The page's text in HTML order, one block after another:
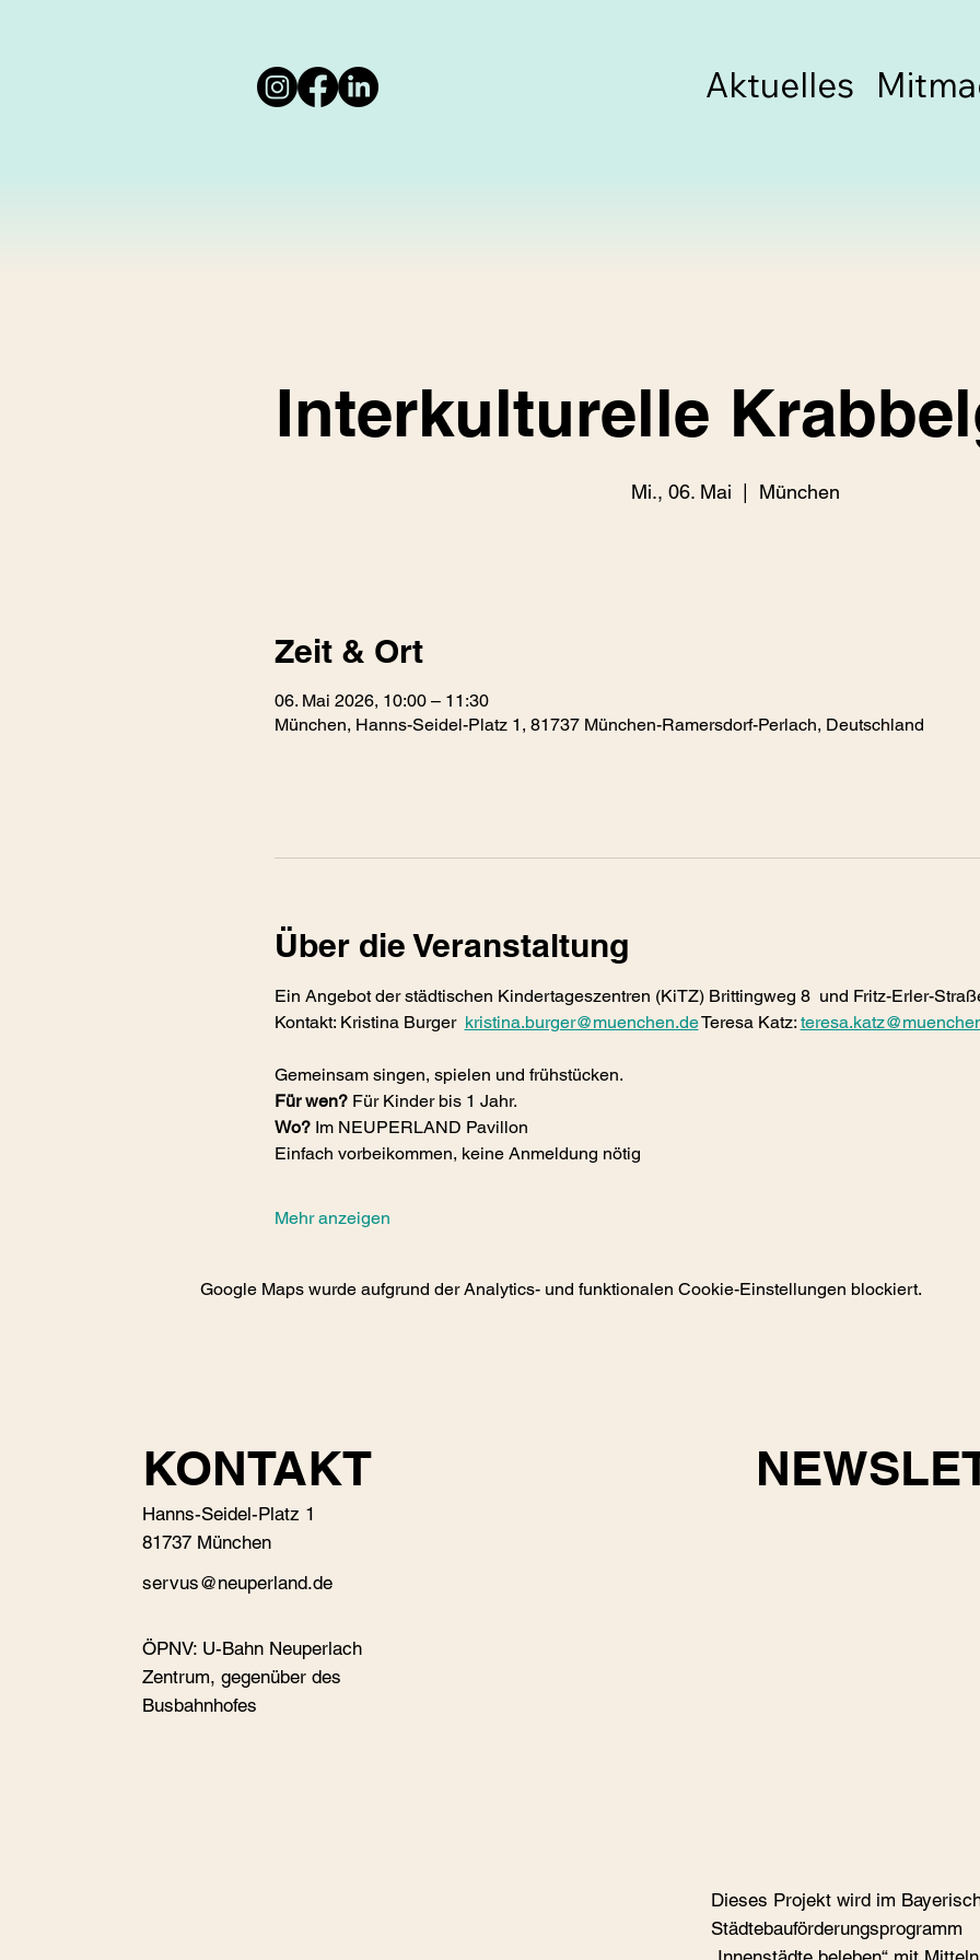
Aktuelles
Interkulturelle
Mi., 06. Mai
  |
München
Zeit & Ort
06. Mai 2026, 10:00 – 11:30
München, Hanns-Seidel-Platz 1, 81737 München-Ramersdorf-Perlach, Deutschland
Über die Veranstaltung
Ein Angebot der städtischen Kindertageszentren (KiTZ) Brittingweg 8  und Fritz-Erler-
Kontakt: Kristina Burger kristina.burger@muenchen.de Teresa Katz:
Gemeinsam singen, spielen und frühstücken.
Für wen? Für Kinder bis 1 Jahr.
Wo? Im NEUPERLAND Pavillon
Einfach vorbeikommen, keine Anmeldung nötig
Mehr anzeigen
Google Maps wurde aufgrund der Analytics- und funktionalen Cookie-Einstellungen blockiert.
KONTAKT
Hanns-Seidel-Platz 1
81737 München
servus@neuperland.de
ÖPNV: U-Bahn Neuperlach
Zentrum, gegenüber des
Busbahnhofes
Dieses Projekt wird im
Städtebauförderungspro­gramm